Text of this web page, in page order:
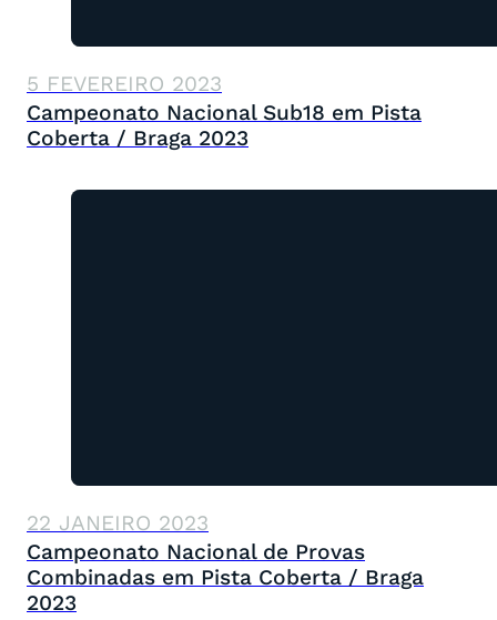
5 FEVEREIRO 2023
Campeonato Nacional Sub18 em Pista
Coberta / Braga 2023
22 JANEIRO 2023
Campeonato Nacional de Provas
Combinadas em Pista Coberta / Braga
2023